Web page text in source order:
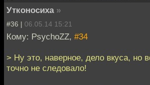
Утконосиха »
#36 | 06.05.14 15:21
Кому: PsychoZZ, #34
> Ну это, наверное, дело вкуса, но
точно не следовало!